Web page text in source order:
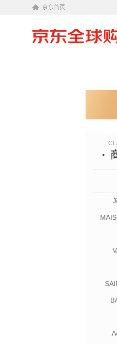
京东首页